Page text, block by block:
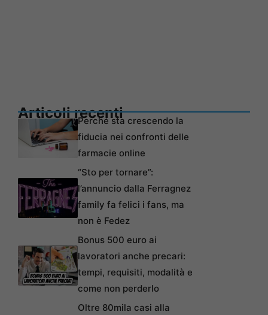
Articoli recentiPerché sta crescendo la
fiducia nei confronti delle
farmacie online
“Sto per tornare”:
l’annuncio dalla Ferragnez
family fa felici i fans, ma
non è Fedez
Bonus 500 euro ai
lavoratori anche precari:
tempi, requisiti, modalità e
come non perderlo
Oltre 80mila casi alla